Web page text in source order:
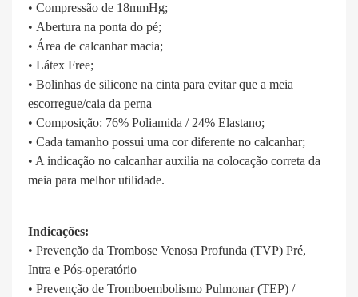
• Compressão de 18mmHg;
• Abertura na ponta do pé;
• Área de calcanhar macia;
• Látex Free;
• Bolinhas de silicone na cinta para evitar que a meia
escorregue/caia da perna
• Composição: 76% Poliamida / 24% Elastano;
• Cada tamanho possui uma cor diferente no calcanhar;
• A indicação no calcanhar auxilia na colocação correta da
meia para melhor utilidade.
Indicações:
• Prevenção da Trombose Venosa Profunda (TVP) Pré,
Intra e Pós-operatório
• Prevenção de Tromboembolismo Pulmonar (TEP) /